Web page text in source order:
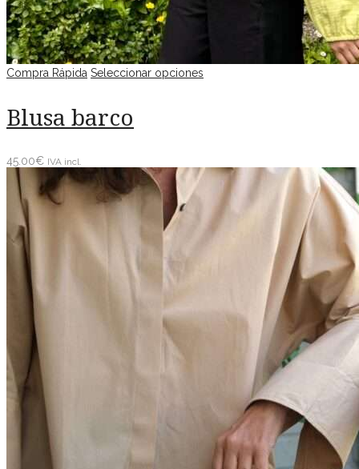
Compra Rápida Seleccionar opciones
Blusa barco
45.00€ IVA incl.